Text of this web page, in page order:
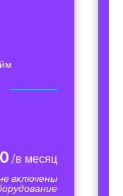
/в месяц
включены